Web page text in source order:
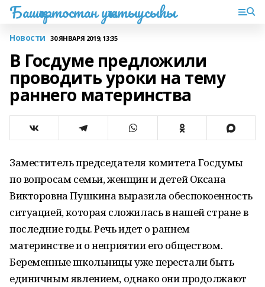
Башҡортостан уҡытыусыһы
Новости 30 ЯНВАРЯ 2019, 13:35
В Госдуме предложили
проводить уроки на тему
раннего материнства
Заместитель председателя комитета Госдумы
по вопросам семьи, женщин и детей Оксана
Викторовна Пушкина выразила обеспокоенность
ситуацией, которая сложилась в нашей стране в
последние годы. Речь идет о раннем
материнстве и о неприятии его обществом.
Беременные школьницы уже перестали быть
единичным явлением, однако они продолжают